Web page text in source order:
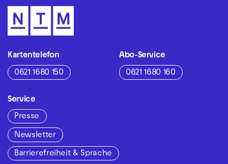
Kartentelefon
0621 1680 150
Abo-Service
0621 1680 160
Service
Presse
Newsletter
Barrierefreiheit & Sprache